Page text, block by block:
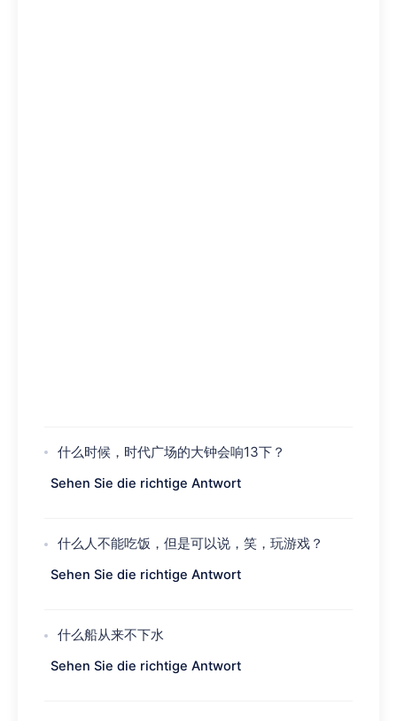
什么时候，时代广场的大钟会响13下？
Sehen Sie die richtige Antwort
什么人不能吃饭，但是可以说，笑，玩游戏？
Sehen Sie die richtige Antwort
什么船从来不下水
Sehen Sie die richtige Antwort